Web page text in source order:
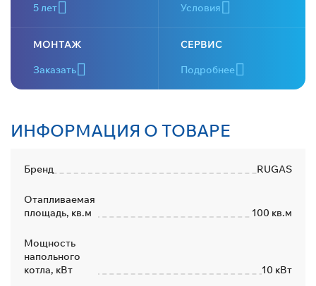
5 лет
Условия
МОНТАЖ
Заказать
СЕРВИС
Подробнее
ИНФОРМАЦИЯ О ТОВАРЕ
Бренд RUGAS
Отапливаемая
площадь, кв.м
100 кв.м
Мощность
напольного
котла, кВт
10 кВт